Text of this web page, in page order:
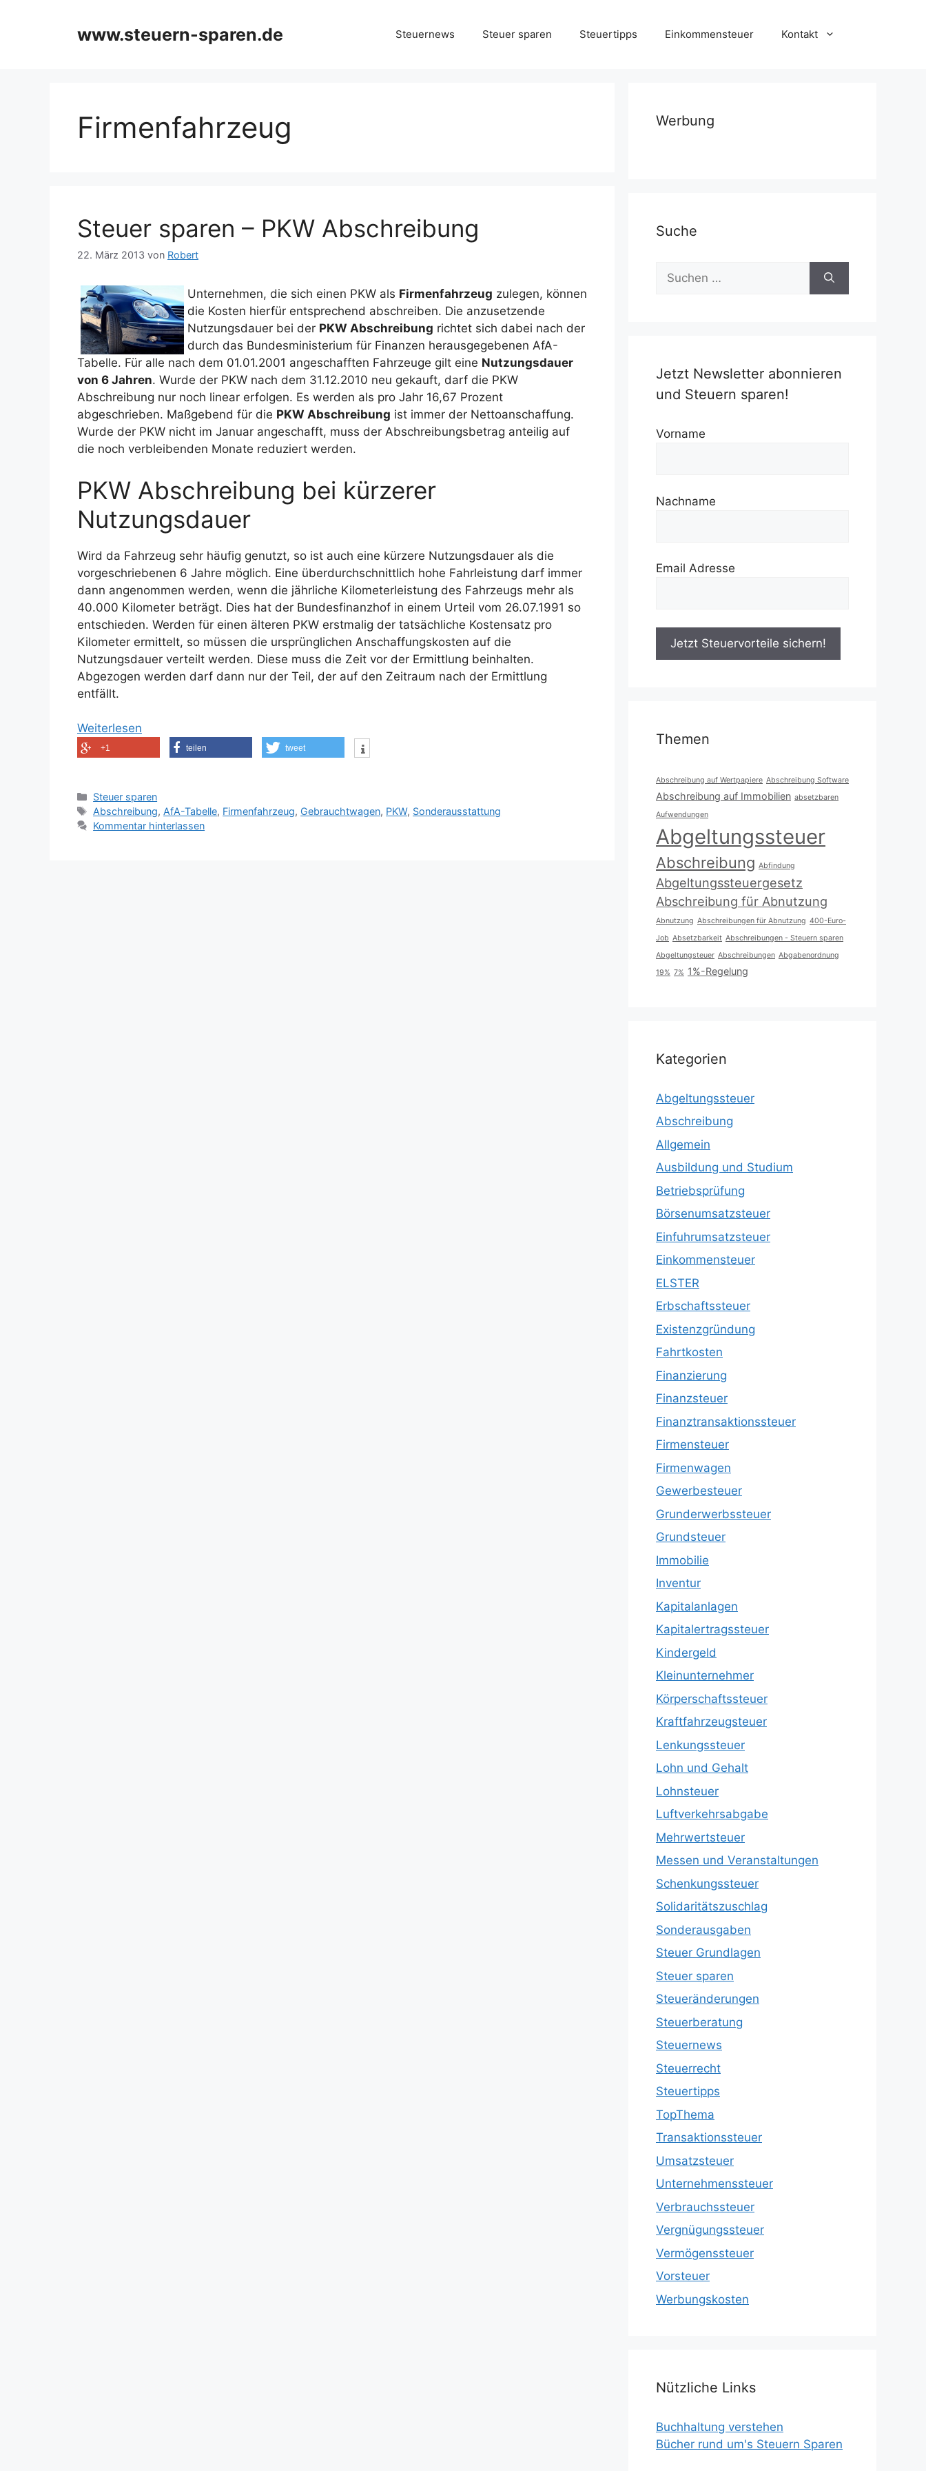
www.steuern-sparen.de Steuernews Steuer sparen Steuertipps Einkommensteuer Kontakt
Firmenfahrzeug
Steuer sparen – PKW Abschreibung
22. März 2013 von Robert
Unternehmen, die sich einen PKW als Firmenfahrzeug zulegen, können
die Kosten hierfür entsprechend abschreiben. Die anzusetzende
Nutzungsdauer bei der PKW Abschreibung richtet sich dabei nach der
durch das Bundesministerium für Finanzen herausgegebenen AfA-
Tabelle. Für alle nach dem 01.01.2001 angeschafften Fahrzeuge gilt eine Nutzungsdauer
von 6 Jahren. Wurde der PKW nach dem 31.12.2010 neu gekauft, darf die PKW
Abschreibung nur noch linear erfolgen. Es werden als pro Jahr 16,67 Prozent
abgeschrieben. Maßgebend für die PKW Abschreibung ist immer der Nettoanschaffung.
Wurde der PKW nicht im Januar angeschafft, muss der Abschreibungsbetrag anteilig auf
die noch verbleibenden Monate reduziert werden.
PKW Abschreibung bei kürzerer
Nutzungsdauer
Wird da Fahrzeug sehr häufig genutzt, so ist auch eine kürzere Nutzungsdauer als die
vorgeschriebenen 6 Jahre möglich. Eine überdurchschnittlich hohe Fahrleistung darf immer
dann angenommen werden, wenn die jährliche Kilometerleistung des Fahrzeugs mehr als
40.000 Kilometer beträgt. Dies hat der Bundesfinanzhof in einem Urteil vom 26.07.1991 so
entschieden. Werden für einen älteren PKW erstmalig der tatsächliche Kostensatz pro
Kilometer ermittelt, so müssen die ursprünglichen Anschaffungskosten auf die
Nutzungsdauer verteilt werden. Diese muss die Zeit vor der Ermittlung beinhalten.
Abgezogen werden darf dann nur der Teil, der auf den Zeitraum nach der Ermittlung
entfällt.
Weiterlesen
+1 teilen tweet
Kategorien
Steuer sparen
Schlagwörter
Abschreibung, AfA-Tabelle, Firmenfahrzeug, Gebrauchtwagen, PKW, Sonderausstattung
Kommentar hinterlassen
Werbung
Suche
Suchen
nach:
Jetzt Newsletter abonnieren
und Steuern sparen!
Vorname
Nachname
Email Adresse
Themen
Abschreibung auf Wertpapiere Abschreibung Software
Abschreibung auf Immobilien absetzbaren
Aufwendungen
Abgeltungssteuer
Abschreibung Abfindung
Abgeltungssteuergesetz
Abschreibung für Abnutzung
Abnutzung Abschreibungen für Abnutzung 400-Euro-
Job Absetzbarkeit Abschreibungen - Steuern sparen
Abgeltungsteuer Abschreibungen Abgabenordnung
19% 7% 1%-Regelung
Kategorien
Abgeltungssteuer
Abschreibung
Allgemein
Ausbildung und Studium
Betriebsprüfung
Börsenumsatzsteuer
Einfuhrumsatzsteuer
Einkommensteuer
ELSTER
Erbschaftssteuer
Existenzgründung
Fahrtkosten
Finanzierung
Finanzsteuer
Finanztransaktionssteuer
Firmensteuer
Firmenwagen
Gewerbesteuer
Grunderwerbssteuer
Grundsteuer
Immobilie
Inventur
Kapitalanlagen
Kapitalertragssteuer
Kindergeld
Kleinunternehmer
Körperschaftssteuer
Kraftfahrzeugsteuer
Lenkungssteuer
Lohn und Gehalt
Lohnsteuer
Luftverkehrsabgabe
Mehrwertsteuer
Messen und Veranstaltungen
Schenkungssteuer
Solidaritätszuschlag
Sonderausgaben
Steuer Grundlagen
Steuer sparen
Steueränderungen
Steuerberatung
Steuernews
Steuerrecht
Steuertipps
TopThema
Transaktionssteuer
Umsatzsteuer
Unternehmenssteuer
Verbrauchssteuer
Vergnügungssteuer
Vermögenssteuer
Vorsteuer
Werbungskosten
Nützliche Links
Buchhaltung verstehen
Bücher rund um's Steuern Sparen